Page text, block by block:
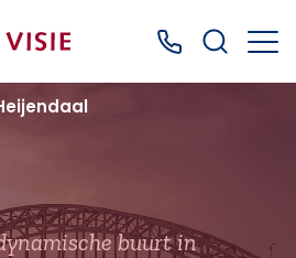
Bel ons: 0499
buurt in